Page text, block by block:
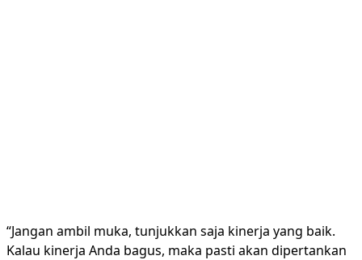
“Jangan ambil muka, tunjukkan saja kinerja yang baik.
Kalau kinerja Anda bagus, maka pasti akan dipertankan